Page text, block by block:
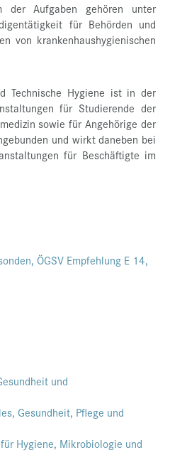
der Aufgaben gehören unter
für Behörden und
von krankenhaushygienischen
Technische Hygiene ist in der
für Studierende der
sowie für Angehörige der
und wirkt daneben bei
für Beschäftigte im
ÖGSV Empfehlung E 14,
und
Gesundheit, Pflege und
Hygiene, Mikrobiologie und